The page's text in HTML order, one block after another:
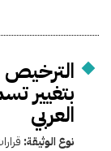
الترخيص
بتغيير
العربي
نوع الوثيقة: